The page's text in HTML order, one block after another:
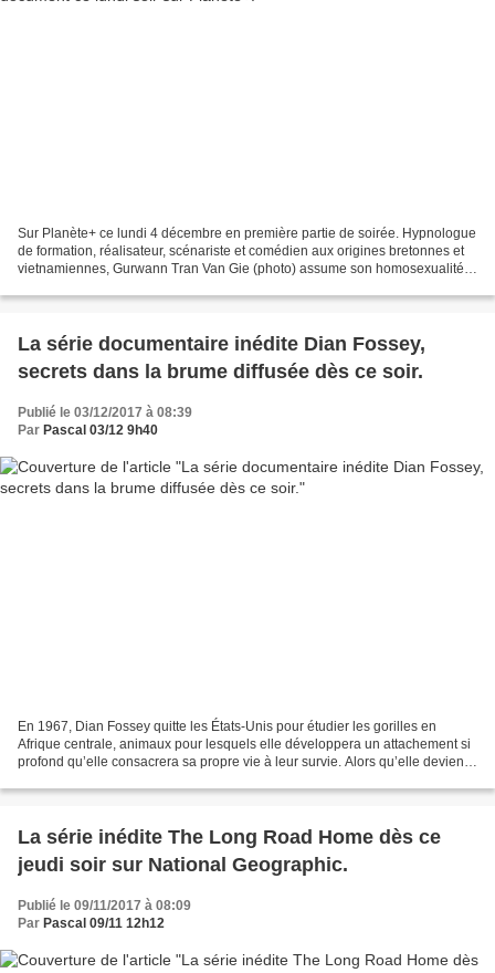
Sur Planète+ ce lundi 4 décembre en première partie de soirée. Hypnologue
de formation, réalisateur, scénariste et comédien aux origines bretonnes et
vietnamiennes, Gurwann Tran Van Gie (photo) assume son homosexualité
La série documentaire inédite Dian Fossey,
secrets dans la brume diffusée dès ce soir.
Publié le 03/12/2017 à 08:39
Par Pascal 03/12 9h40
En 1967, Dian Fossey quitte les États-Unis pour étudier les gorilles en
Afrique centrale, animaux pour lesquels elle développera un attachement si
profond qu’elle consacrera sa propre vie à leur survie. Alors qu’elle devient
La série inédite The Long Road Home dès ce
jeudi soir sur National Geographic.
Publié le 09/11/2017 à 08:09
Par Pascal 09/11 12h12